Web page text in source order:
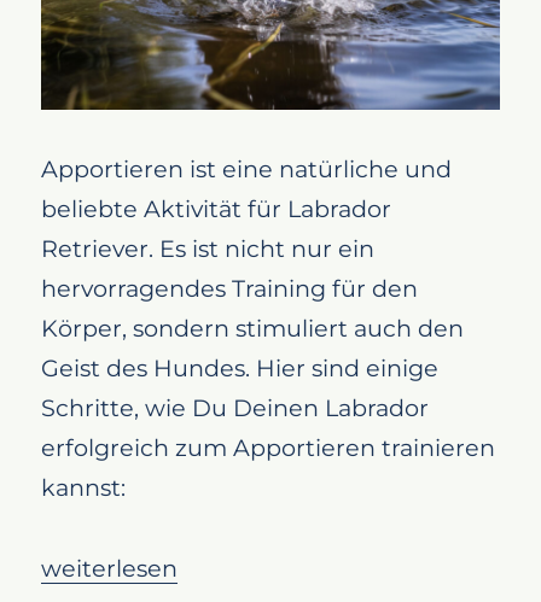
Apportieren ist eine natürliche und
beliebte Aktivität für Labrador
Retriever. Es ist nicht nur ein
hervorragendes Training für den
Körper, sondern stimuliert auch den
Geist des Hundes. Hier sind einige
Schritte, wie Du Deinen Labrador
erfolgreich zum Apportieren trainieren
kannst:
„Apportieren wie ein Profi: Trainiere
weiterlesen